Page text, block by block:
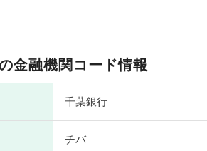
金融機関コード情報
千葉銀行
チバ